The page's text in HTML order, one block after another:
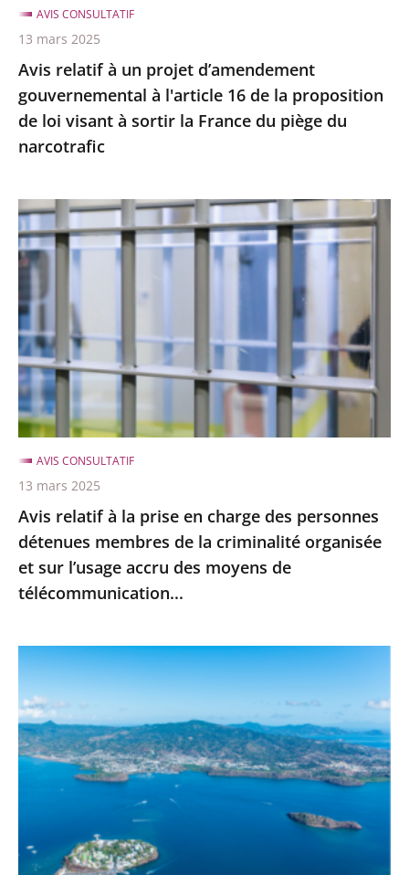
de
la
proposition
de
loi
visant
sortir
la
France
du
piège
du
narcotrafic
Avis relatif à un projet d’amendement
gouvernemental à l'article 16 de la proposition
de loi visant à sortir la France du piège du
narcotrafic
AVIS CONSULTATIF
13 mars 2025
Avis
relatif
à
prise
en
charge
des
personnes
détenues
membres
de
la
criminalité
organisée
et
l’usage
accru
des
moyens
de
télécommunication...
Avis relatif à la prise en charge des personnes
détenues membres de la criminalité organisée
et sur l’usage accru des moyens de
télécommunication...
AVIS CONSULTATIF
13 mars 2025
Avis
portant
sur
un
projet
organique
relatif